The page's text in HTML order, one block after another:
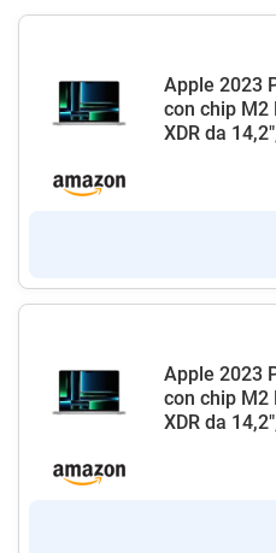
Apple 2023
con chip M2
XDR da
Apple 2023
con chip M2
XDR da